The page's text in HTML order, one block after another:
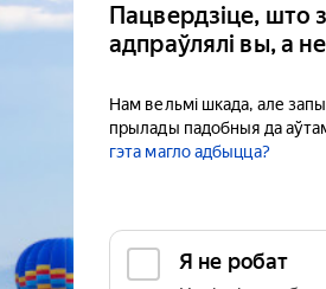
Пацвердзіце, што
адпраўлялі вы, а
Нам вельмі шкада, але
прылады падобныя да
гэта магло адбыцца?
Я не робат